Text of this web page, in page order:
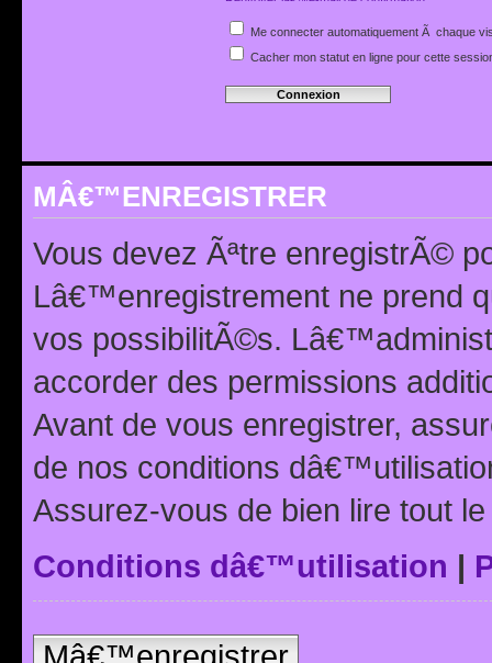
Me connecter automatiquement Ã chaque
Cacher mon statut en ligne pour cette
MÂ€™ENREGISTRER
Vous devez Ãªtre enregistrÃ©
Lâ€™enregistrement ne prend
vos possibilitÃ©s.
accorder des permissions
Avant de vous enregistrer,
de nos conditions
Assurez-vous de bien lire tout
Conditions dâ€™utilisation |
Mâ€™enregistrer